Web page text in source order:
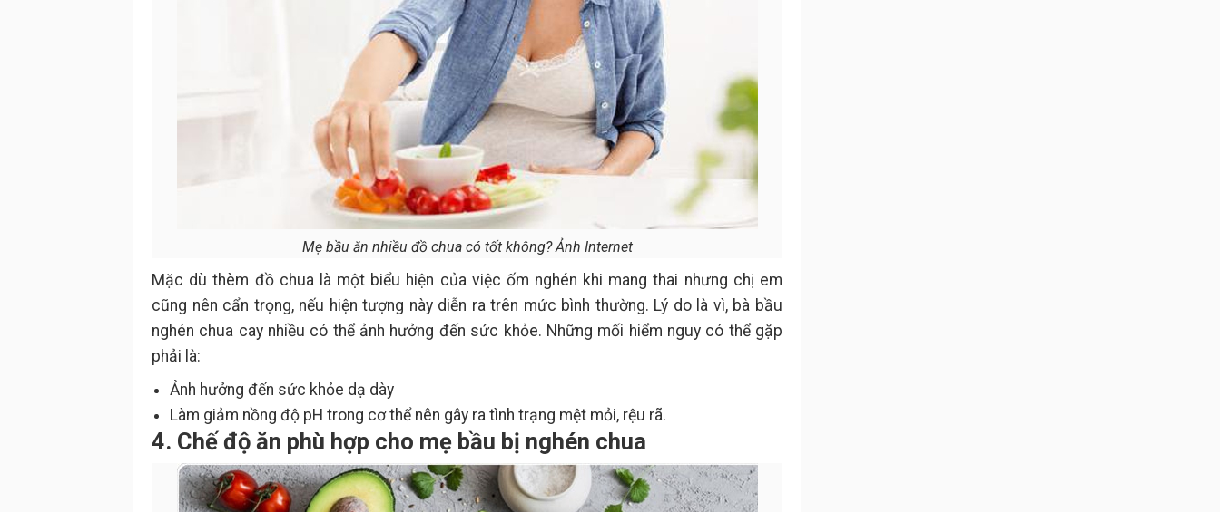
Mẹ bầu ăn nhiều đồ chua có tốt không? Ảnh Internet
Mặc dù thèm đồ chua là một biểu hiện của việc ốm nghén khi mang thai nhưng chị em
cũng nên cẩn trọng, nếu hiện tượng này diễn ra trên mức bình thường. Lý do là vì, bà bầu
nghén chua cay nhiều có thể ảnh hưởng đến sức khỏe. Những mối hiểm nguy có thể gặp
phải là:
Ảnh hưởng đến sức khỏe dạ dày
Làm giảm nồng độ pH trong cơ thể nên gây ra tình trạng mệt mỏi, rệu rã.
4. Chế độ ăn phù hợp cho mẹ bầu bị nghén chua